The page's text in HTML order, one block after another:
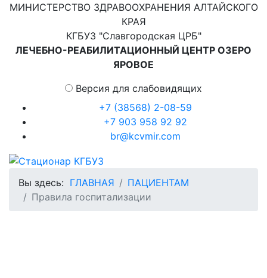
МИНИСТЕРСТВО ЗДРАВООХРАНЕНИЯ АЛТАЙСКОГО
КРАЯ
КГБУЗ "Славгородская ЦРБ"
ЛЕЧЕБНО-РЕАБИЛИТАЦИОННЫЙ ЦЕНТР ОЗЕРО
ЯРОВОЕ
Версия для слабовидящих
+7 (38568) 2-08-59
+7 903 958 92 92
br@kcvmir.com
Вы здесь: ГЛАВНАЯ
ПАЦИЕНТАМ
Правила госпитализации